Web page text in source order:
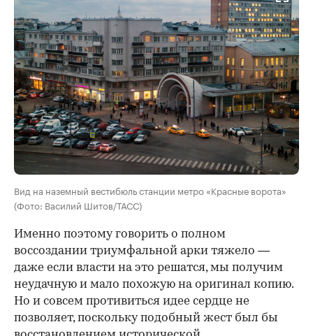
Вид на наземный вестибюль станции метро «Красные ворота»
(Фото: Василий Шитов/ТАСС)
Именно поэтому говорить о полном
воссоздании триумфальной арки тяжело —
даже если власти на это решатся, мы получим
неудачную и мало похожую на оригинал копию.
Но и совсем противиться идее сердце не
позволяет, поскольку подобный жест был бы